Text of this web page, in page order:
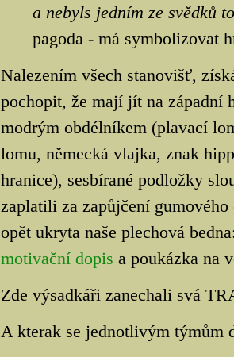
a nebyls jedním ze svědků
pagoda - má symbolizovat
Nalezením všech stanovišť,
pochopit, že mají jít na západní
modrým obdélníkem (plavací
lomu, německá vlajka, znak
hranice), sesbírané podložky
zaplatili za zapůjčení
opět ukryta naše plechová
motivační dopis a poukázka na
Zde výsadkáři zanechali svá
A kterak se jednotlivým týmům